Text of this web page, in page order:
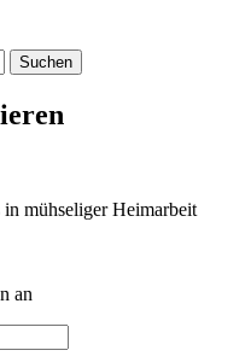
mühseliger Heimarbeit
an